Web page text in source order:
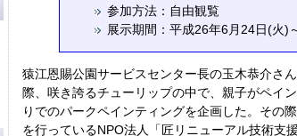
参加方法：自由観覧
展示期間：平成26年6月24日(火)
猿江恩賜公園サービスセンター長の玉木恭介さ
際、咲き誇るチューリップの中で、親子がペイ
りでのパークペインティングを企画した。その
を行っているNPO法人「匠リニューアル技術支援